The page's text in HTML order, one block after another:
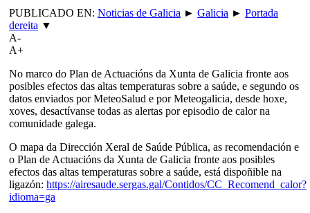
PUBLICADO EN: Noticias de Galicia ► Galicia ► Portada
dereita ▼
A-
A+
No marco do Plan de Actuacións da Xunta de Galicia fronte aos
posibles efectos das altas temperaturas sobre a saúde, e segundo os
datos enviados por MeteoSalud e por Meteogalicia, desde hoxe,
xoves, desactívanse todas as alertas por episodio de calor na
comunidade galega.
O mapa da Dirección Xeral de Saúde Pública, as recomendación e
o Plan de Actuacións da Xunta de Galicia fronte aos posibles
efectos das altas temperaturas sobre a saúde, está dispoñible na
ligazón: https://airesaude.sergas.gal/Contidos/CC_Recomend_calor?
idioma=ga